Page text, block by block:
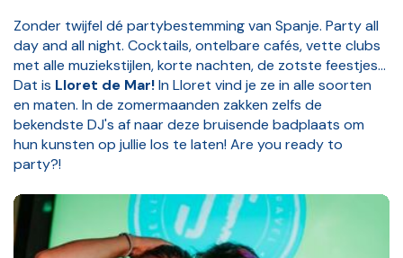
Zonder twijfel dé partybestemming van Spanje. Party all
day and all night. Cocktails, ontelbare cafés, vette clubs
met alle muziekstijlen, korte nachten, de zotste feestjes...
Dat is Lloret de Mar!In Lloret vind je ze in alle soorten
en maten. In de zomermaanden zakken zelfs de
bekendste DJ's af naar deze bruisende badplaats om
hun kunsten op jullie los te laten! Are you ready to
party?!